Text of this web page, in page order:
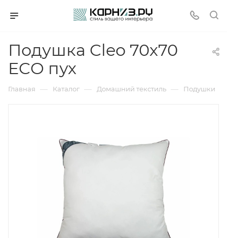
Подушка Cleo 70х70
ECO пух
Главная — Каталог — Домашний текстиль — Подушки